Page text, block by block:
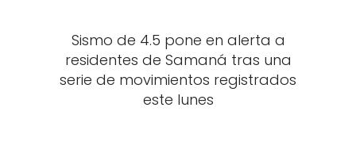
Sismo de 4.5 pone en alerta a
residentes de Samaná tras una
serie de movimientos registrados
este lunes